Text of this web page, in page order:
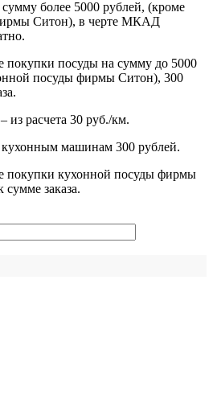
более 5000 рублей, (кроме
Ситон), в черте МКАД
покупки посуды на сумму до 5000
посуды фирмы Ситон), 300
расчета 30 руб./км.
кухонным машинам 300 рублей.
покупки кухонной посуды фирмы
заказа.